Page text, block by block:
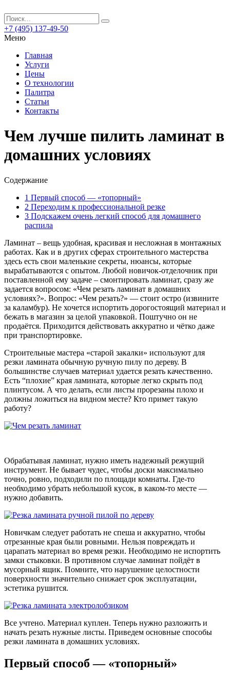
+7 (495) 137-49-50
Меню
Главная
Услуги
Цены
О технологии
Палитра
Статьи
Контакты
Чем лучше пилить ламинат в
домашних условиях
Содержание
1 Первый способ — «топорный»
2 Переходим к профессиональной резке
3 Подскажем очень легкий способ для домашнего
распила
Ламинат – вещь удобная, красивая и несложная в монтажных
работах. Как и в других сферах строительного мастерства
здесь есть свои маленькие секреты, нюансы, которые
вырабатываются с опытом. Любой новичок-отделочник при
поставленной ему задаче – смонтировать ламинат, сразу же
задается вопросом: «Чем резать ламинат в домашних
условиях?». Вопрос: «Чем резать?» — стоит остро (извините
за каламбур). Не хочется испортить дорогостоящий материал и
бежать в магазин за целой упаковкой. Поштучно он не
продаётся. Приходится действовать аккуратно и чётко даже
при транспортировке.
Строительные мастера «старой закалки» используют для
резки ламината обычную ручную пилу по дереву. В
большинстве случаев материал удается резать качественно.
Есть “плохие” края ламината, которые легко скрыть под
плинтусом. А что делать, если листы прорезаны плохо и
должны ложиться на видном месте? Кто примет такую
работу?
Обрабатывая ламинат, нужно иметь надежный режущий
инструмент. Не бывает чудес, чтобы доски максимально
точно, ровно, подходили по площади комнаты. Где-то
необходимо убрать небольшой кусок, в каком-то месте —
нужно добавить.
Новичкам следует работать не спеша и аккуратно, чтобы
отрезанные края были ровными. Нельзя повреждать и
царапать материал во время резки. Необходимо не испортить
замки стыковки. В противном случае ламинат пойдёт в
мусорный ящик. Помните, что нарушение целостности
поверхности значительно снижает срок эксплуатации,
эстетика рушится.
Все учтено. Материал куплен. Теперь нужно разложить и
начать резать нужные листы. Приведем основные способы
резки ламината в домашних условиях.
Первый способ — «топорный»